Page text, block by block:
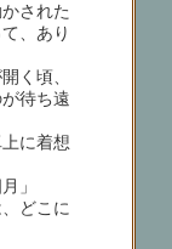
された
、あり
頃、
ち遠
に着想
」
どこに